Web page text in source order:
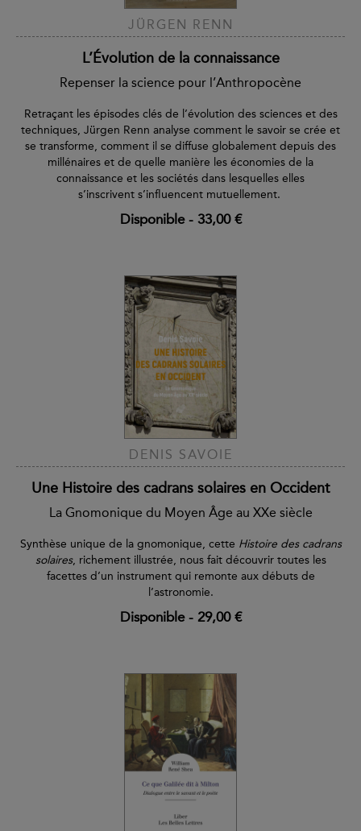
JÜRGEN RENN
L’Évolution de la connaissance
Repenser la science pour l’Anthropocène
Retraçant les épisodes clés de l’évolution des sciences et des
techniques, Jürgen Renn analyse comment le savoir se crée et
se transforme, comment il se diffuse globalement depuis des
millénaires et de quelle manière les économies de la
connaissance et les sociétés dans lesquelles elles
s’inscrivent s’influencent mutuellement.
Disponible- 33,00 €
DENIS SAVOIE
Une Histoire des cadrans solaires en Occident
La Gnomonique du Moyen Âge au XXe siècle
Synthèse unique de la gnomonique, cette Histoire des cadrans
solaires, richement illustrée, nous fait découvrir toutes les
facettes d’un instrument qui remonte aux débuts de
l’astronomie.
Disponible- 29,00 €